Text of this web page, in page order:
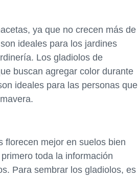
ya que no crecen más de
ideales para los jardines
Los gladiolos de
buscan agregar color durante
ideales para las personas que
florecen mejor en suelos bien
toda la información
Para sembrar los gladiolos, es